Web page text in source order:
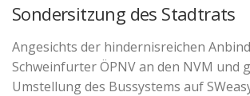
Sondersitzung des Stadtrats
Angesichts der hindernisreichen
Schweinfurter ÖPNV an den NVM und
Umstellung des Bussystems auf